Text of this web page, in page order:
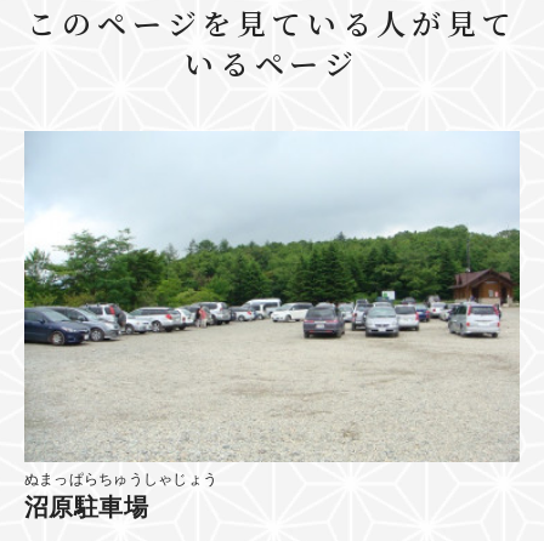
このページを見ている人が見て
いるページ
ぬまっぱらちゅうしゃじょう
沼原駐車場